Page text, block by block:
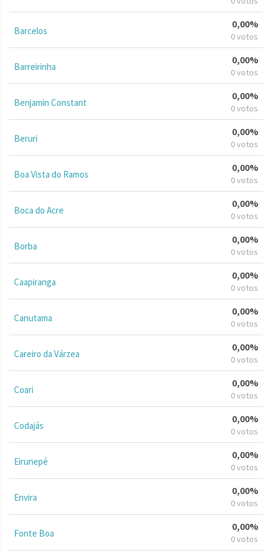
Barcelos
0,00%
0 votos
Barreirinha
0,00%
0 votos
Benjamin Constant
0,00%
0 votos
Beruri
0,00%
0 votos
Boa Vista do Ramos
0,00%
0 votos
Boca do Acre
0,00%
0 votos
Borba
0,00%
0 votos
Caapiranga
0,00%
0 votos
Canutama
0,00%
0 votos
Careiro da Várzea
0,00%
0 votos
Coari
0,00%
0 votos
Codajás
0,00%
0 votos
Eirunepé
0,00%
0 votos
Envira
0,00%
0 votos
Fonte Boa
0,00%
0 votos